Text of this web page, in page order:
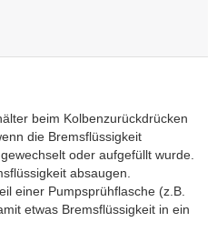
beim Kolbenzurückdrücken
die Bremsflüssigkeit
oder aufgefüllt wurde.
absaugen.
einer Pumpsprühflasche (z.B.
etwas Bremsflüssigkeit in ein